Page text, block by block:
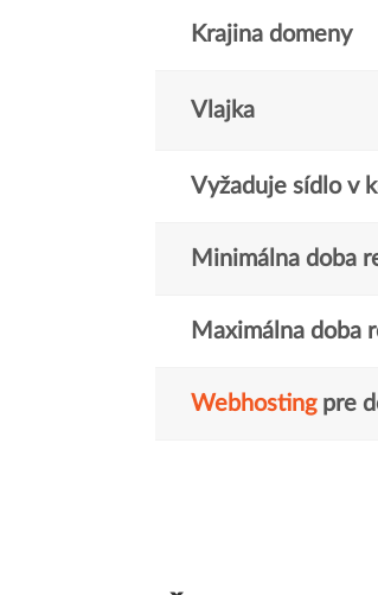
Krajina domeny
Vlajka
Vyžaduje sídlo v
Minimálna doba
Maximálna doba
Webhostingpre